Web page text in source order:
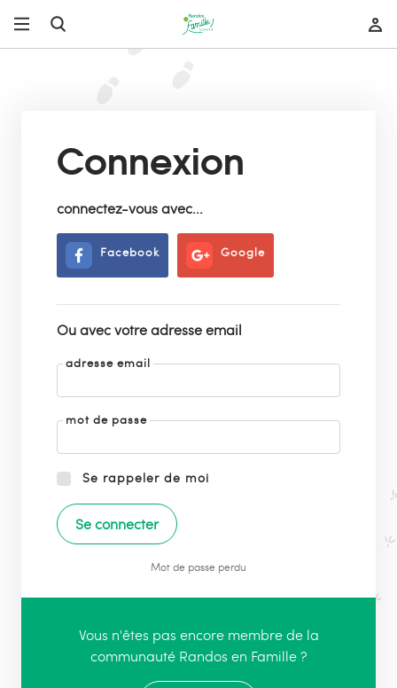
Connexion
connectez-vous avec...
Facebook Google
Ou avec votre adresse email
adresse email
mot de passe
Se rappeler de moi
Mot de passe perdu
Vous n'êtes pas encore membre de la
communauté Randos en Famille ?